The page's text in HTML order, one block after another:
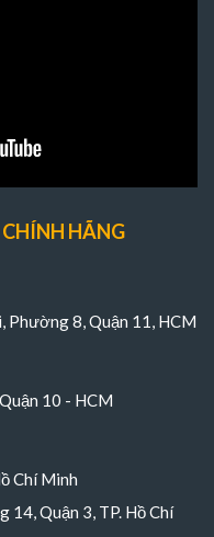
HÃNG
Phường 8, Quận 11, HCM
10 - HCM
Chí Minh
Quận 3, TP. Hồ Chí